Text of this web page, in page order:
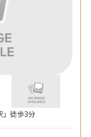
」徒歩3分